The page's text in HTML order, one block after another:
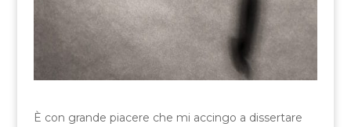
È con grande piacere che mi accingo a dissertare